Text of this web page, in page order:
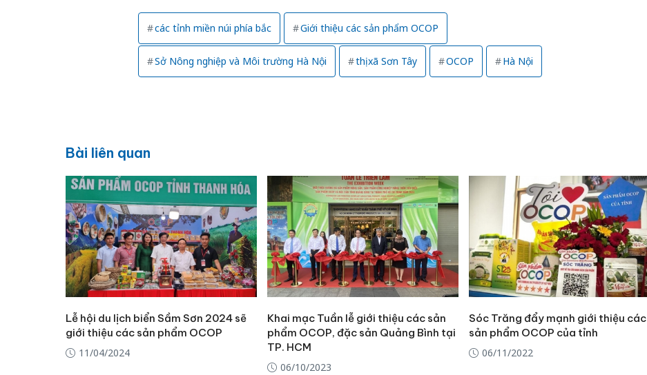
các tỉnh miền núi phía bắc Giới thiệu các sản phẩm OCOP
Sở Nông nghiệp và Môi trường Hà Nội thị xã Sơn Tây OCOP Hà Nội
Bài liên quan
Lễ hội du lịch biển Sầm Sơn 2024 sẽ
giới thiệu các sản phẩm OCOP
11/04/2024
Khai mạc Tuần lễ giới thiệu các sản
phẩm OCOP, đặc sản Quảng Bình tại
TP. HCM
06/10/2023
Sóc Trăng đẩy mạnh giới thiệu các
sản phẩm OCOP của tỉnh
06/11/2022